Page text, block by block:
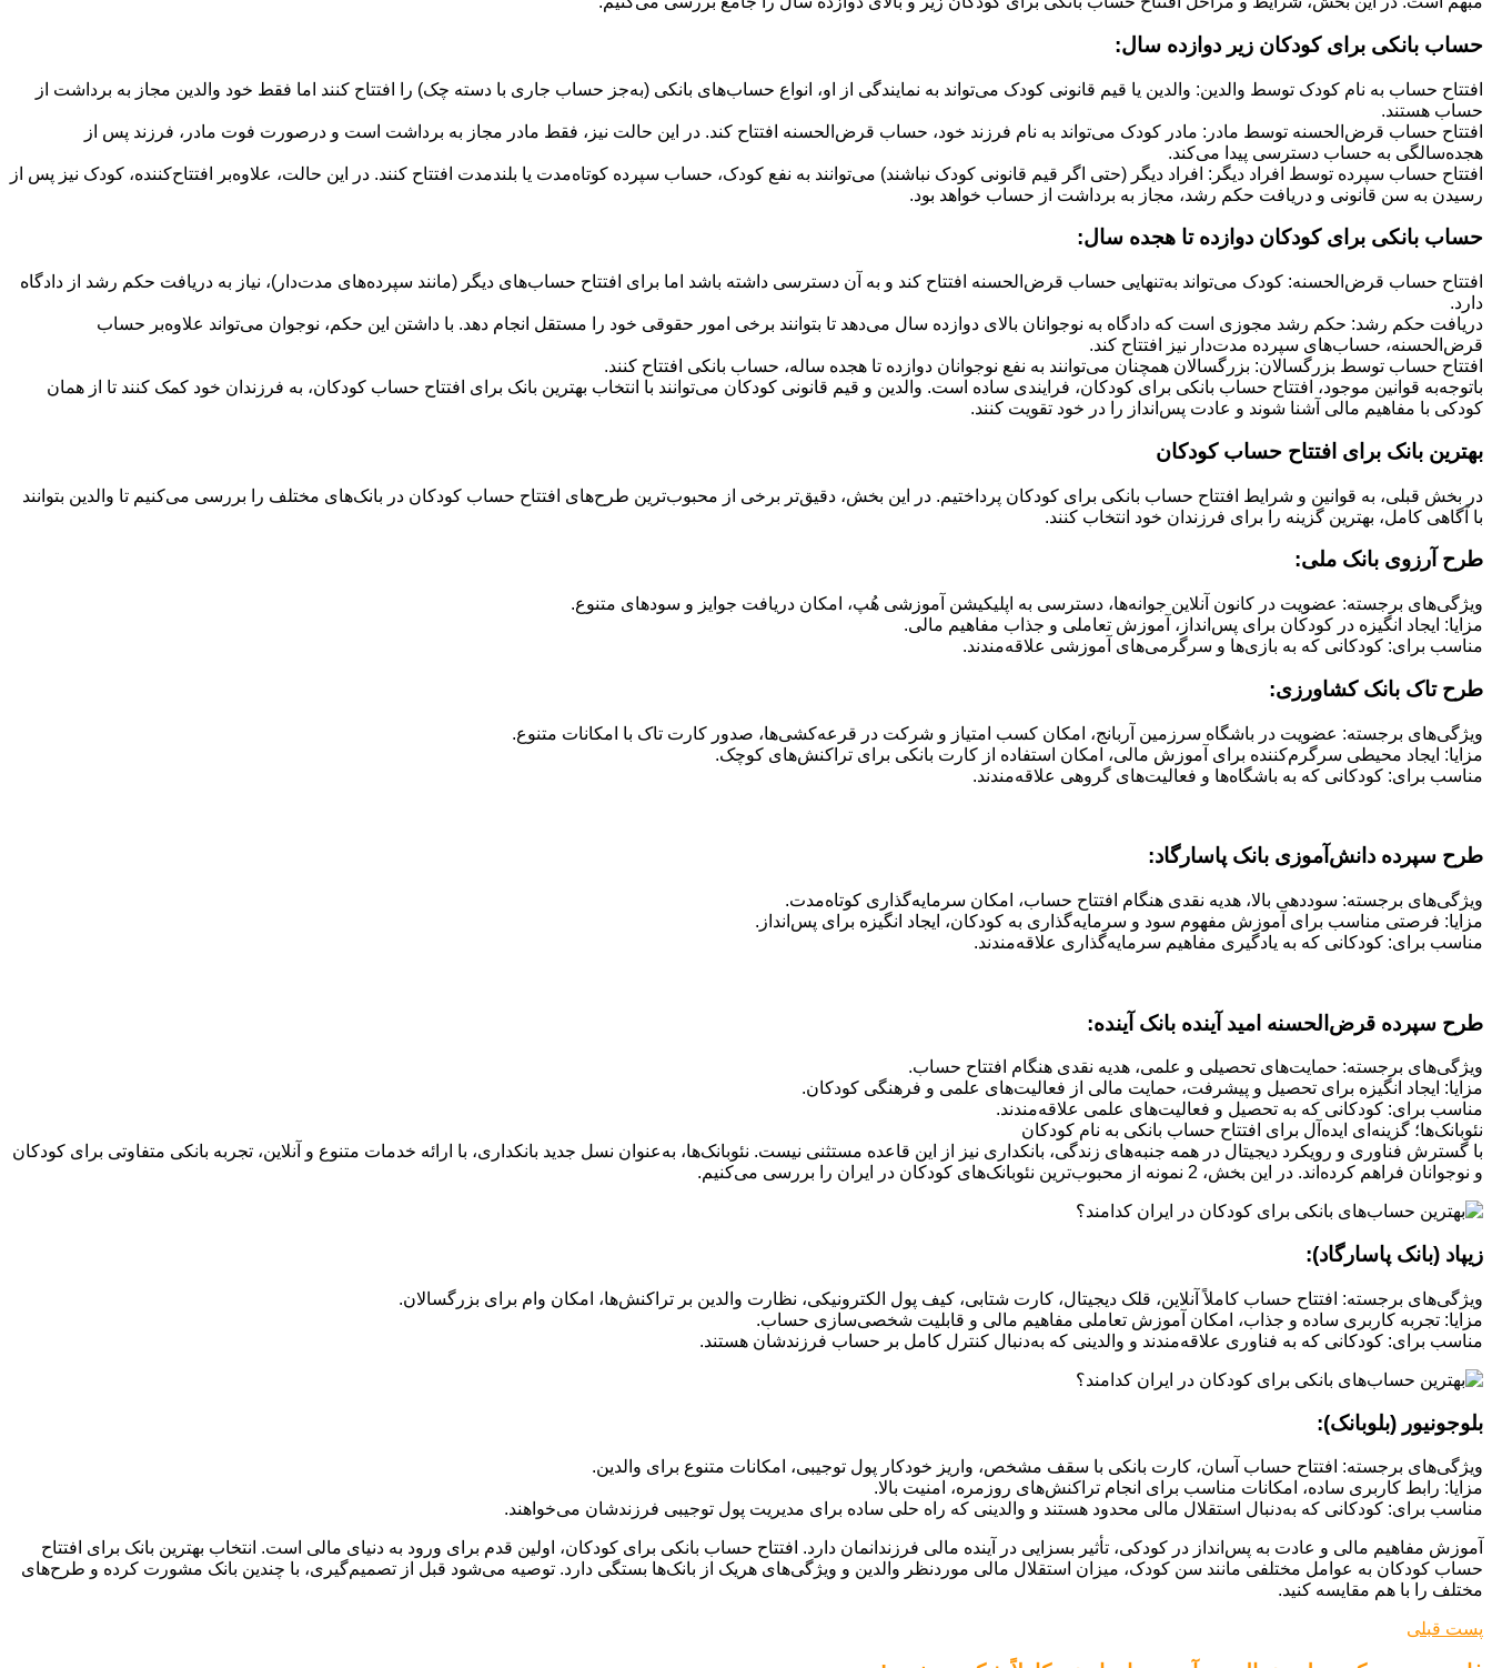
حساب بانکی برای کودکان زیر دوازده سال:
افتتاح حساب به نام کودک توسط والدین: والدین یا قیم قانونی کودک می‌تواند به نمایندگی از او، انواع حساب‌های بانکی (به‌جز حساب جاری با دسته چک) را افتتاح کنند اما فقط خود والدین مجاز به برداشت از
حساب هستند.
افتتاح حساب قرض‌الحسنه توسط مادر: مادر کودک می‌تواند به نام فرزند خود، حساب قرض‌الحسنه افتتاح کند. در این حالت نیز، فقط مادر مجاز به برداشت است و درصورت فوت مادر، فرزند پس از
هجده‌سالگی به حساب دسترسی پیدا می‌کند.
افتتاح حساب سپرده توسط افراد دیگر: افراد دیگر (حتی اگر قیم قانونی کودک نباشند) می‌توانند به نفع کودک، حساب سپرده کوتاه‌مدت یا بلندمدت افتتاح کنند. در این حالت، علاوه‌بر افتتاح‌کننده، کودک نیز پس از
رسیدن به سن قانونی و دریافت حکم رشد، مجاز به برداشت از حساب خواهد بود.
حساب بانکی برای کودکان دوازده تا هجده سال:
افتتاح حساب قرض‌الحسنه: کودک می‌تواند به‌تنهایی حساب قرض‌الحسنه افتتاح کند و به آن دسترسی داشته باشد اما برای افتتاح حساب‌های دیگر (مانند سپرده‌های مدت‌دار)، نیاز به دریافت حکم رشد از دادگاه
دارد.
دریافت حکم رشد: حکم رشد مجوزی است که دادگاه به نوجوانان بالای دوازده سال می‌دهد تا بتوانند برخی امور حقوقی خود را مستقل انجام دهد. با داشتن این حکم، نوجوان می‌تواند علاوه‌بر حساب
قرض‌الحسنه، حساب‌های سپرده مدت‌دار نیز افتتاح کند.
افتتاح حساب توسط بزرگسالان: بزرگسالان همچنان می‌توانند به نفع نوجوانان دوازده تا هجده ساله، حساب بانکی افتتاح کنند.
باتوجه‌به قوانین موجود، افتتاح حساب بانکی برای کودکان، فرایندی ساده است. والدین و قیم قانونی کودکان می‌توانند با انتخاب بهترین بانک برای افتتاح حساب کودکان، به فرزندان خود کمک کنند تا از همان
کودکی با مفاهیم مالی آشنا شوند و عادت پس‌انداز را در خود تقویت کنند.
بهترین بانک برای افتتاح حساب کودکان
در بخش قبلی، به قوانین و شرایط افتتاح حساب بانکی برای کودکان پرداختیم. در این بخش، دقیق‌تر برخی از محبوب‌ترین طرح‌های افتتاح حساب کودکان در بانک‌های مختلف را بررسی می‌کنیم تا والدین بتوانند
با آگاهی کامل، بهترین گزینه را برای فرزندان خود انتخاب کنند.
طرح آرزوی بانک ملی:
ویژگی‌های برجسته: عضویت در کانون آنلاین جوانه‌ها، دسترسی به اپلیکیشن آموزشی هُپ، امکان دریافت جوایز و سودهای متنوع.
مزایا: ایجاد انگیزه در کودکان برای پس‌انداز، آموزش تعاملی و جذاب مفاهیم مالی.
مناسب برای: کودکانی که به بازی‌ها و سرگرمی‌های آموزشی علاقه‌مندند.
طرح تاک بانک کشاورزی:
ویژگی‌های برجسته: عضویت در باشگاه سرزمین آربانج، امکان کسب امتیاز و شرکت در قرعه‌کشی‌ها، صدور کارت تاک با امکانات متنوع.
مزایا: ایجاد محیطی سرگرم‌کننده برای آموزش مالی، امکان استفاده از کارت بانکی برای تراکنش‌های کوچک.
مناسب برای: کودکانی که به باشگاه‌ها و فعالیت‌های گروهی علاقه‌مندند.
طرح سپرده دانش‌آموزی بانک پاسارگاد:
ویژگی‌های برجسته: سوددهی بالا، هدیه نقدی هنگام افتتاح حساب، امکان سرمایه‌گذاری کوتاه‌مدت.
مزایا: فرصتی مناسب برای آموزش مفهوم سود و سرمایه‌گذاری به کودکان، ایجاد انگیزه برای پس‌انداز.
مناسب برای: کودکانی که به یادگیری مفاهیم سرمایه‌گذاری علاقه‌مندند.
طرح سپرده قرض‌الحسنه امید آینده بانک آینده:
ویژگی‌های برجسته: حمایت‌های تحصیلی و علمی، هدیه نقدی هنگام افتتاح حساب.
مزایا: ایجاد انگیزه برای تحصیل و پیشرفت، حمایت مالی از فعالیت‌های علمی و فرهنگی کودکان.
مناسب برای: کودکانی که به تحصیل و فعالیت‌های علمی علاقه‌مندند.
نئوبانک‌ها؛ گزینه‌ای ایده‌آل برای افتتاح حساب بانکی به نام کودکان
با گسترش فناوری و رویکرد دیجیتال در همه جنبه‌های زندگی، بانکداری نیز از این قاعده مستثنی نیست. نئوبانک‌ها، به‌عنوان نسل جدید بانکداری، با ارائه خدمات متنوع و آنلاین، تجربه بانکی متفاوتی برای کودکان
و نوجوانان فراهم کرده‌اند. در این بخش، 2 نمونه از محبوب‌ترین نئوبانک‌های کودکان در ایران را بررسی می‌کنیم.
زیپاد (بانک پاسارگاد):
ویژگی‌های برجسته: افتتاح حساب کاملاً آنلاین، قلک دیجیتال، کارت شتابی، کیف پول الکترونیکی، نظارت والدین بر تراکنش‌ها، امکان وام برای بزرگسالان.
مزایا: تجربه کاربری ساده و جذاب، امکان آموزش تعاملی مفاهیم مالی و قابلیت شخصی‌سازی حساب.
مناسب برای: کودکانی که به فناوری علاقه‌مندند و والدینی که به‌دنبال کنترل کامل بر حساب فرزندشان هستند.
بلوجونیور (بلوبانک):
ویژگی‌های برجسته: افتتاح حساب آسان، کارت بانکی با سقف مشخص، واریز خودکار پول توجیبی، امکانات متنوع برای والدین.
مزایا: رابط کاربری ساده، امکانات مناسب برای انجام تراکنش‌های روزمره، امنیت بالا.
مناسب برای: کودکانی که به‌دنبال استقلال مالی محدود هستند و والدینی که راه حلی ساده برای مدیریت پول توجیبی فرزندشان می‌خواهند.
آموزش مفاهیم مالی و عادت به پس‌انداز در کودکی، تأثیر بسزایی در آینده مالی فرزندانمان دارد. افتتاح حساب بانکی برای کودکان، اولین قدم برای ورود به دنیای مالی است. انتخاب بهترین بانک برای افتتاح
حساب کودکان به عوامل مختلفی مانند سن کودک، میزان استقلال مالی موردنظر والدین و ویژگی‌های هریک از بانک‌ها بستگی دارد. توصیه می‌شود قبل از تصمیم‌گیری، با چندین بانک مشورت کرده و طرح‌های
مختلف را با هم مقایسه کنید.
پست قبلی